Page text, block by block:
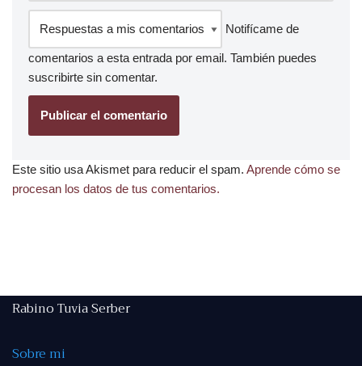
Notifícame de
comentarios a esta entrada por email. También puedes
suscribirte sin comentar.
Este sitio usa Akismet para reducir el spam. Aprende cómo se
procesan los datos de tus comentarios.
Rabino Tuvia Serber
Sobre mi